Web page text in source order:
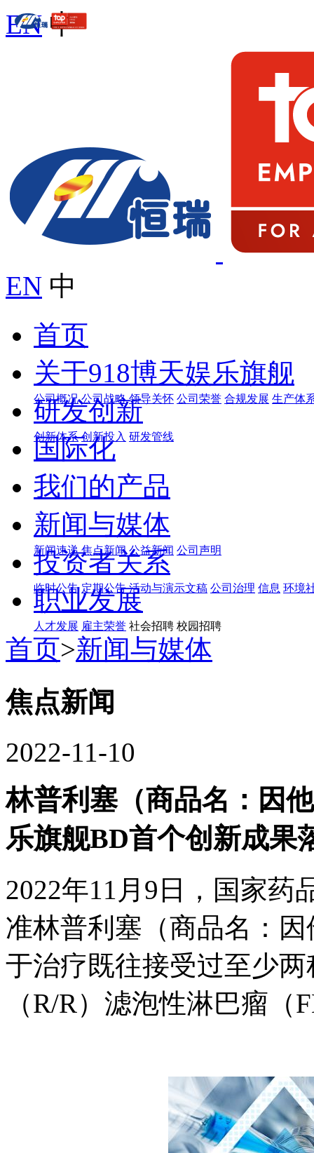
EN 中
EN 中
首页
关于918博天娱乐旗舰
公司概况 公司战略 领导关怀 公司荣誉 合规发展 生产体
研发创新
创新体系 创新投入 研发管线
国际化
我们的产品
新闻与媒体
新闻速递 焦点新闻 公益新闻 公司声明
投资者关系
临时公告 定期公告 活动与演示文稿 公司治理 信息 环境
职业发展
人才发展 雇主荣誉 社会招聘 校园招聘
首页>新闻与媒体
焦点新闻
2022-11-10
林普利塞（商品名：因
乐旗舰BD首个创新成果
2022年11月9日，国家药
准林普利塞（商品名：
于治疗既往接受过至少
（R/R）滤泡性淋巴瘤（